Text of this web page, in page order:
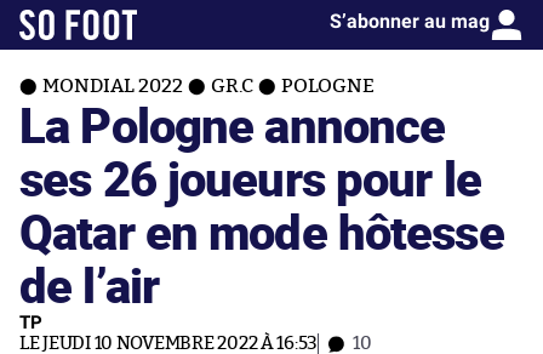
S’abonner au mag
MONDIAL 2022 GR.C POLOGNE
La Pologne annonce
ses 26 joueurs pour le
Qatar en mode hôtesse
de l’air
TP
LE JEUDI 10 NOVEMBRE 2022 À 16:53 10